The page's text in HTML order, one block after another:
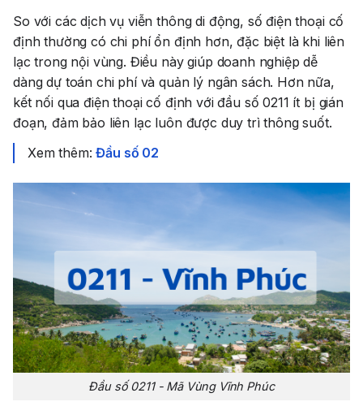
So với các dịch vụ viễn thông di động, số điện thoại cố
định thường có chi phí ổn định hơn, đặc biệt là khi liên
lạc trong nội vùng. Điều này giúp doanh nghiệp dễ
dàng dự toán chi phí và quản lý ngân sách. Hơn nữa,
kết nối qua điện thoại cố định với đầu số 0211 ít bị gián
đoạn, đảm bảo liên lạc luôn được duy trì thông suốt.
Xem thêm:Đầu số 02
Đầu số 0211 - Mã Vùng Vĩnh Phúc